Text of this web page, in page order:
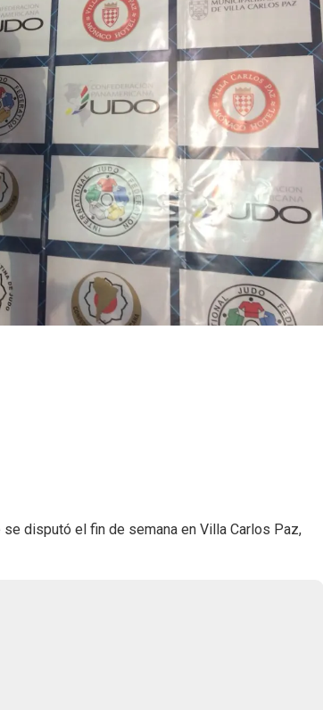
disputó el fin de semana en Villa Carlos Paz,